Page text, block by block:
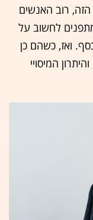
רוב האנשים
לחשוב על
ואז, כשהם כן
המיסויי